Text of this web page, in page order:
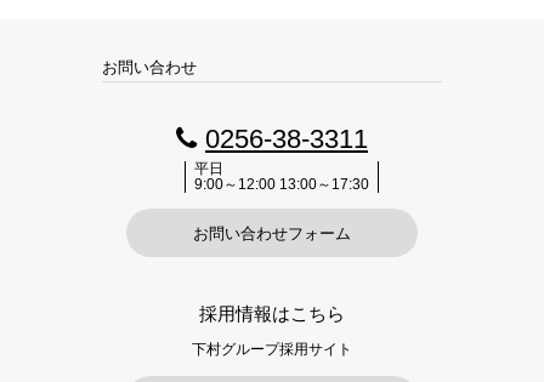
お問い合わせ
0256-38-3311
平日
9:00～12:00 13:00～17:30
お問い合わせフォーム
採用情報はこちら
下村グループ採用サイト